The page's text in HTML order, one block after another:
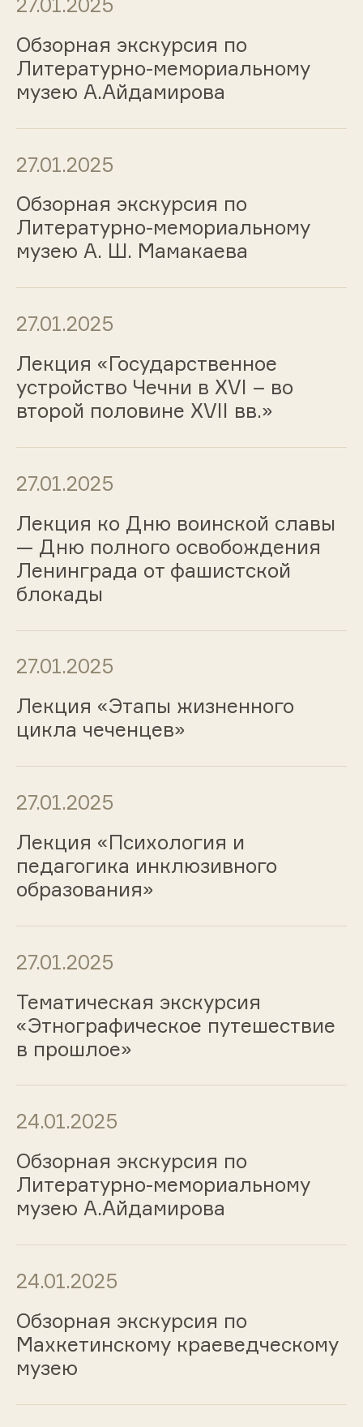
Обзорная экскурсия по
Литературно-мемориальному
музею А.Айдамирова
27.01.2025
Обзорная экскурсия по
Литературно-мемориальному
музею А. Ш. Мамакаева
27.01.2025
Лекция «Государственное
устройство Чечни в XVI – во
второй половине XVII вв.»
27.01.2025
Лекция ко Дню воинской славы
— Дню полного освобождения
Ленинграда от фашистской
блокады
27.01.2025
Лекция «Этапы жизненного
цикла чеченцев»
27.01.2025
Лекция «Психология и
педагогика инклюзивного
образования»
27.01.2025
Тематическая экскурсия
«Этнографическое путешествие
в прошлое»
24.01.2025
Обзорная экскурсия по
Литературно-мемориальному
музею А.Айдамирова
24.01.2025
Обзорная экскурсия по
Махкетинскому краеведческому
музею